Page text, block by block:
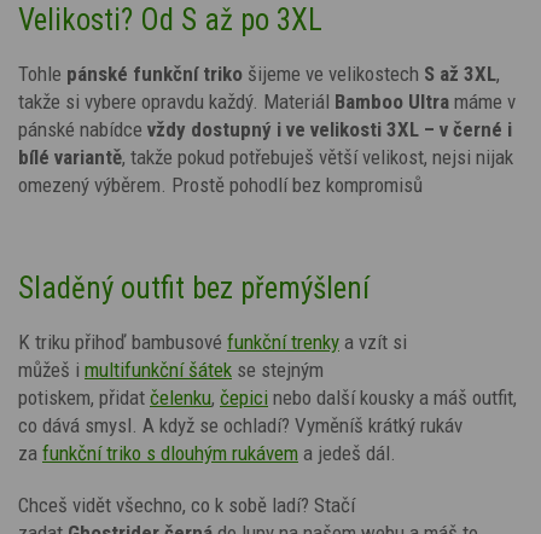
Velikosti? Od S až po 3XL
Tohle pánské funkční triko šijeme ve velikostech S až 3XL,
takže si vybere opravdu každý. Materiál Bamboo Ultra máme v
pánské nabídce vždy dostupný i ve velikosti 3XL – v černé i
bílé variantě, takže pokud potřebuješ větší velikost, nejsi nijak
omezený výběrem. Prostě pohodlí bez kompromisů
Sladěný outfit bez přemýšlení
K triku přihoď bambusové funkční trenky a vzít si
můžeš i multifunkční šátek se stejným
potiskem, přidat čelenku, čepici nebo další kousky a máš outfit,
co dává smysl. A když se ochladí? Vyměníš krátký rukáv
za funkční triko s dlouhým rukávem a jedeš dál.
Chceš vidět všechno, co k sobě ladí? Stačí